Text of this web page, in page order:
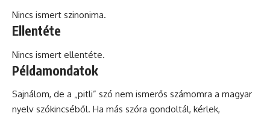
Nincs ismert szinonima.
Ellentéte
Nincs ismert ellentéte.
Példamondatok
Sajnálom, de a „pitli” szó nem ismerős számomra a magyar
nyelv szókincséből. Ha más szóra gondoltál, kérlek,